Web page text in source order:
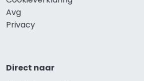
Avg
Privacy
Direct naar